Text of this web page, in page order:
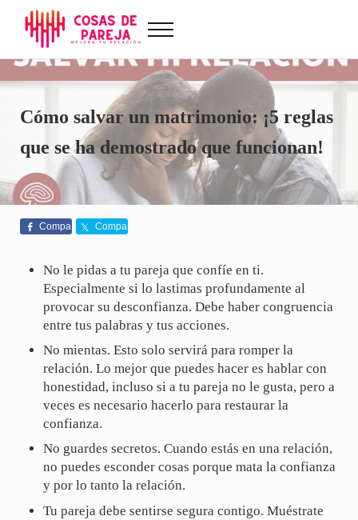
Saltar al contenido principal
Skip to after header navigation
Skip to site footer
Cosas de Pareja
Problemas de pareja, sexualidad, tests de amor...
Menu
Cómo salvar un matrimonio: ¡5 reglas
que se ha demostrado que funcionan!
Compa
Compa
No le pidas a tu pareja que confíe en ti.
Especialmente si lo lastimas profundamente al
provocar su desconfianza. Debe haber congruencia
entre tus palabras y tus acciones.
No mientas. Esto solo servirá para romper la
relación. Lo mejor que puedes hacer es hablar con
honestidad, incluso si a tu pareja no le gusta, pero a
veces es necesario hacerlo para restaurar la
confianza.
No guardes secretos. Cuando estás en una relación,
no puedes esconder cosas porque mata la confianza
y por lo tanto la relación.
Tu pareja debe sentirse segura contigo. Muéstrate